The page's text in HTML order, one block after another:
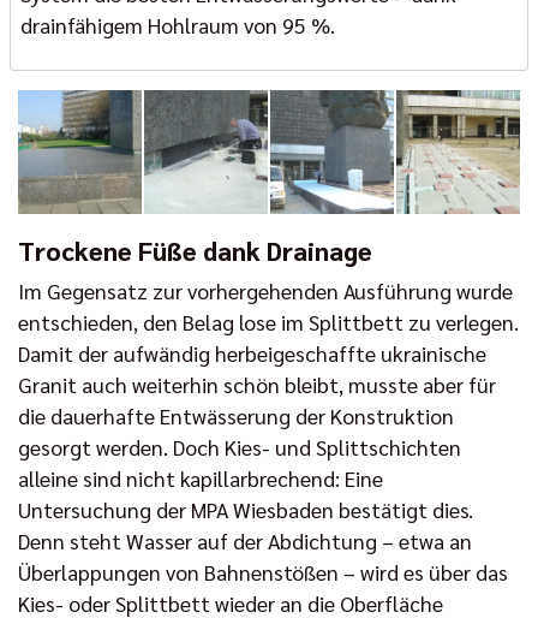
drainfähigem Hohlraum von 95 %.
Trockene Füße dank Drainage
Im Gegensatz zur vorhergehenden Ausführung wurde
entschieden, den Belag lose im Splittbett zu verlegen.
Damit der aufwändig herbeigeschaffte ukrainische
Granit auch weiterhin schön bleibt, musste aber für
die dauerhafte Entwässerung der Konstruktion
gesorgt werden. Doch Kies- und Splittschichten
alleine sind nicht kapillarbrechend: Eine
Untersuchung der MPA Wiesbaden bestätigt dies.
Denn steht Wasser auf der Abdichtung – etwa an
Überlappungen von Bahnenstößen – wird es über das
Kies- oder Splittbett wieder an die Oberfläche